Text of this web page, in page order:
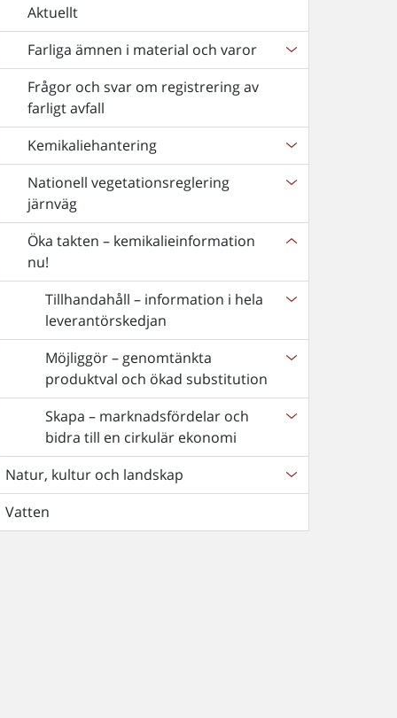
Aktuellt
Farliga ämnen i material och varor
Frågor och svar om registrering av
farligt avfall
Kemikaliehantering
Nationell vegetationsreglering
järnväg
Öka takten – kemikalieinformation
nu!
Tillhandahåll – information i hela
leverantörskedjan
Möjliggör – genomtänkta
produktval och ökad substitution
Skapa – marknadsfördelar och
bidra till en cirkulär ekonomi
Natur, kultur och landskap
Vatten